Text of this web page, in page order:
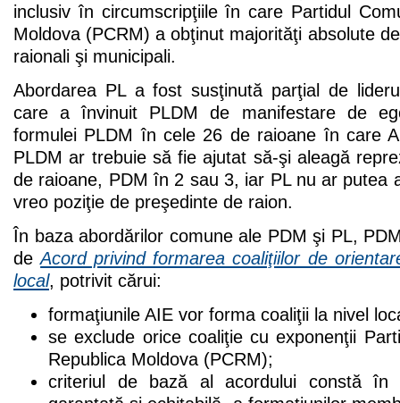
inclusiv în circumscripţiile în care Partidul
Moldova (PCRM) a obţinut majorităţi absolute
raionali şi municipali.
Abordarea PL a fost susţinută parţial de
care a învinuit PLDM de manifestare de
formulei PLDM în cele 26 de raioane în care
PLDM ar trebuie să fie ajutat să-şi aleagă
de raioane, PDM în 2 sau 3, iar PL nu ar putea
vreo poziţie de preşedinte de raion.
În baza abordărilor comune ale PDM şi PL,
deAcord privind formarea coaliţiilor de
local, potrivit cărui:
formaţiunile AIE vor forma coaliţii la nivel
se exclude orice coaliţie cu exponenţii
Republica Moldova (PCRM);
criteriul de bază al acordului constă în